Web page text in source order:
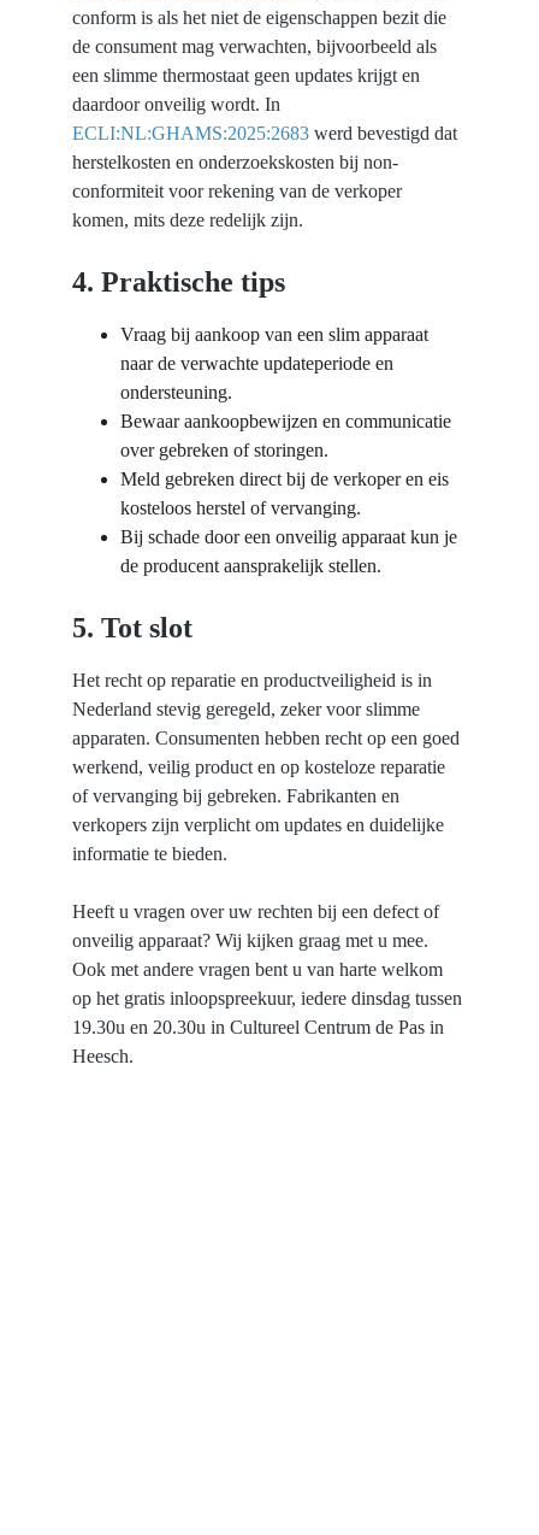
conform is als het niet de eigenschappen bezit die
de consument mag verwachten, bijvoorbeeld als
een slimme thermostaat geen updates krijgt en
daardoor onveilig wordt. In
ECLI:NL:GHAMS:2025:2683 werd bevestigd dat
herstelkosten en onderzoekskosten bij non-
conformiteit voor rekening van de verkoper
komen, mits deze redelijk zijn.
4. Praktische tips
Vraag bij aankoop van een slim apparaat
naar de verwachte updateperiode en
ondersteuning.
Bewaar aankoopbewijzen en communicatie
over gebreken of storingen.
Meld gebreken direct bij de verkoper en eis
kosteloos herstel of vervanging.
Bij schade door een onveilig apparaat kun je
de producent aansprakelijk stellen.
5. Tot slot
Het recht op reparatie en productveiligheid is in
Nederland stevig geregeld, zeker voor slimme
apparaten. Consumenten hebben recht op een goed
werkend, veilig product en op kosteloze reparatie
of vervanging bij gebreken. Fabrikanten en
verkopers zijn verplicht om updates en duidelijke
informatie te bieden.
Heeft u vragen over uw rechten bij een defect of
onveilig apparaat? Wij kijken graag met u mee.
Ook met andere vragen bent u van harte welkom
op het gratis inloopspreekuur, iedere dinsdag tussen
19.30u en 20.30u in Cultureel Centrum de Pas in
Heesch.